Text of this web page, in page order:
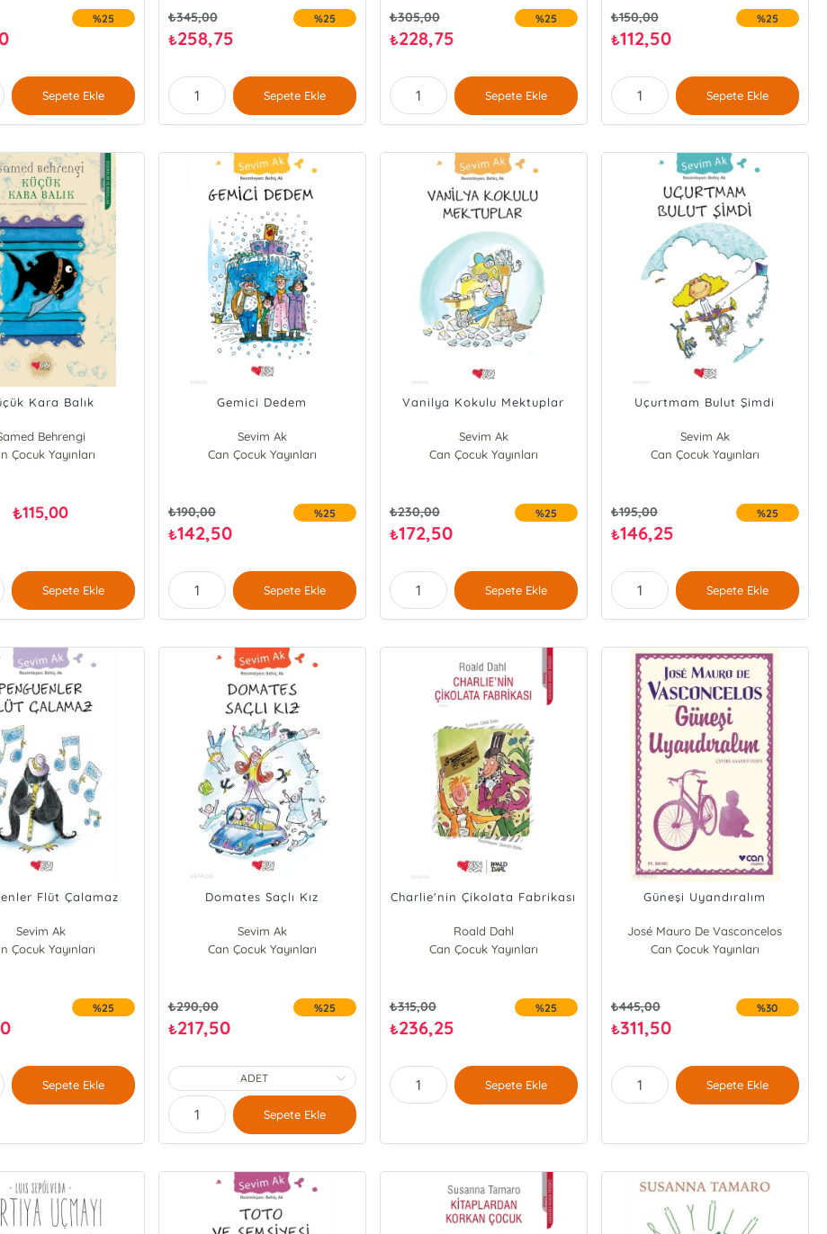
%25
Sepete Ekle
₺345,00
₺258,75
%25
Sepete Ekle
₺305,00
₺228,75
%25
Sepete Ekle
₺150,00
₺112,50
%25
Sepete Ekle
Kara Balık
Behrengi
Çocuk Yayınları
₺115,00
Sepete Ekle
Gemici Dedem
Sevim Ak
Can Çocuk Yayınları
₺190,00
₺142,50
%25
Sepete Ekle
Vanilya Kokulu Mektuplar
Sevim Ak
Can Çocuk Yayınları
₺230,00
₺172,50
%25
Sepete Ekle
Uçurtmam Bulut Şimdi
Sevim Ak
Can Çocuk Yayınları
₺195,00
₺146,25
%25
Sepete Ekle
Flüt Çalamaz
Sevim Ak
Çocuk Yayınları
%25
Sepete Ekle
Domates Saçlı Kız
Sevim Ak
Can Çocuk Yayınları
₺290,00
₺217,50
%25
Sepete Ekle
Charlie'nin Çikolata Fabrikası
Roald Dahl
Can Çocuk Yayınları
₺315,00
₺236,25
%25
Sepete Ekle
Güneşi Uyandıralım
José Mauro De Vasconcelos
Can Çocuk Yayınları
₺445,00
₺311,50
%30
Sepete Ekle